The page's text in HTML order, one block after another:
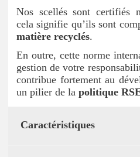
Nos scellés sont certifiés
cela signifie qu’ils sont
matière recyclés.
En outre, cette norme
gestion de votre
contribue fortement au
un pilier de la politique
Caractéristiques